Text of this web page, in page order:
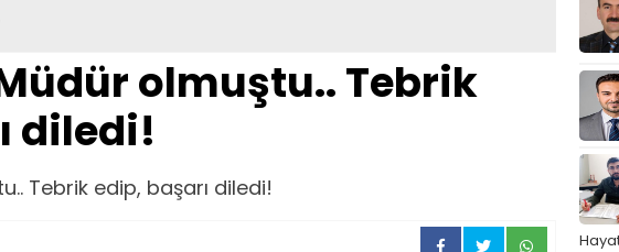
olmuştu.. Tebrik
diledi!
Tebrik edip, başarı diledi!